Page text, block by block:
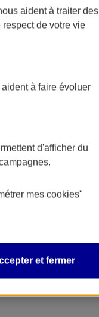
aident à traiter des
de votre vie
à faire évoluer
d'afficher du
mes cookies"
et fermer